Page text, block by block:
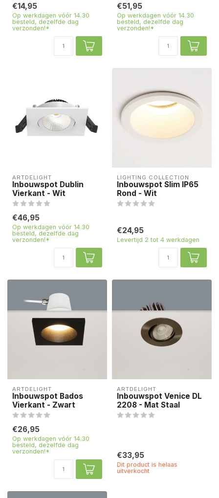
€14,95
Op werkdagen vóór 14.30
besteld, dezelfde dag
verzonden!*
€51,95
Op werkdagen vóór 14.30
besteld, dezelfde dag
verzonden!*
ARTDELIGHT
Inbouwspot Dublin
Vierkant - Wit
€46,95
Op werkdagen vóór 14.30
besteld, dezelfde dag
verzonden!*
LIGHTING COLLECTION
Inbouwspot Slim IP65
Rond - Wit
€24,95
Levertijd 2 tot 4 werkdagen
ARTDELIGHT
Inbouwspot Bados
Vierkant - Zwart
€26,95
Op werkdagen vóór 14.30
besteld, dezelfde dag
verzonden!*
ARTDELIGHT
Inbouwspot Venice DL
2208 - Mat Staal
€33,95
Dit product is helaas
uitverkocht